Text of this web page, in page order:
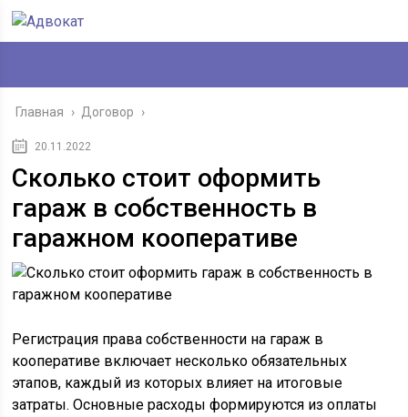
Главная › Договор ›
20.11.2022
Сколько стоит оформить
гараж в собственность в
гаражном кооперативе
Регистрация права собственности на гараж в
кооперативе включает несколько обязательных
этапов, каждый из которых влияет на итоговые
затраты. Основные расходы формируются из оплаты